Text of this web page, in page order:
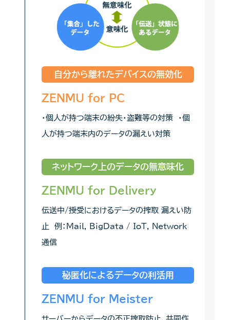
自分から離れたデバイスの無効化
ZENMU for PC
・個人が持つ端末の紛失・盗難等の対策 ・個
人が持つ端末内のデータの漏えい対策
ネットワーク上のデータの無意味化
ZENMU for Delivery
伝送中/授受におけるデータの搾取 漏えい防
止 例：Mail, BigData / IoT, Network
通信
秘匿化によるデータの利活用
ZENMU for Meister